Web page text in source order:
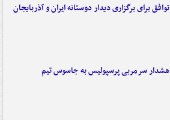
توافق برای برگزاری دیدار دوستانه ایران و آذربایجان
هشدار سرمربی پرسپولیس به جاسوس تیم